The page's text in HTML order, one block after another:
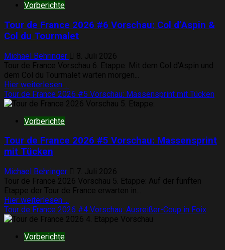
2026
#7
Massensprint
in
Bordeaux
Vorberichte
Tour de France 2026 #6 Vorschau: Col d’Aspin &
Col du Tourmalet
Michael Behringer
8. Juli 2026
Tour de France Vorschau 6. Etappe: Mit dem Col d’Aspin und
dem Col du Tourmalet warten morgen...
Hier weiterlesen ...
Informationen
über
2026
Col
d’Aspin
&
du
Tourmalet
Tour de France 2026 #5 Vorschau: Massensprint mit Tücken
Vorberichte
Tour de France 2026 #5 Vorschau: Massensprint
mit Tücken
Michael Behringer
7. Juli 2026
Tour de France 2026 Vorschau 5. Etappe: Auf der fünften
Etappe der Tour de France erwarten in...
Hier weiterlesen ...
Informationen
über
Tour de France 2026 #4 Vorschau: Ausreißer-Coup in Foix
Vorberichte